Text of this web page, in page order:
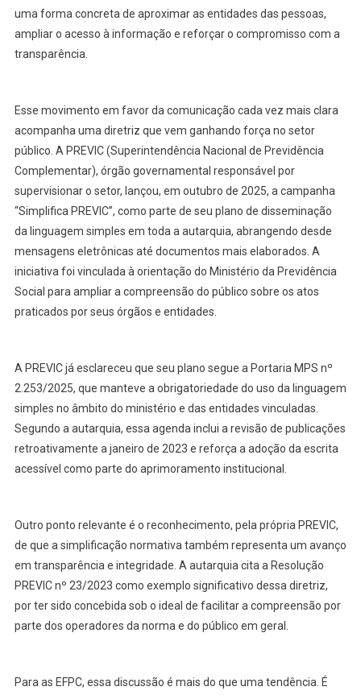
uma forma concreta de aproximar as entidades das pessoas,
ampliar o acesso à informação e reforçar o compromisso com a
transparência.
Esse movimento em favor da comunicação cada vez mais clara
acompanha uma diretriz que vem ganhando força no setor
público. A PREVIC (Superintendência Nacional de Previdência
Complementar), órgão governamental responsável por
supervisionar o setor, lançou, em outubro de 2025, a campanha
“Simplifica PREVIC”, como parte de seu plano de disseminação
da linguagem simples em toda a autarquia, abrangendo desde
mensagens eletrônicas até documentos mais elaborados. A
iniciativa foi vinculada à orientação do Ministério da Previdência
Social para ampliar a compreensão do público sobre os atos
praticados por seus órgãos e entidades.
A PREVIC já esclareceu que seu plano segue a Portaria MPS nº
2.253/2025, que manteve a obrigatoriedade do uso da linguagem
simples no âmbito do ministério e das entidades vinculadas.
Segundo a autarquia, essa agenda inclui a revisão de publicações
retroativamente a janeiro de 2023 e reforça a adoção da escrita
acessível como parte do aprimoramento institucional.
Outro ponto relevante é o reconhecimento, pela própria PREVIC,
de que a simplificação normativa também representa um avanço
em transparência e integridade. A autarquia cita a Resolução
PREVIC nº 23/2023 como exemplo significativo dessa diretriz,
por ter sido concebida sob o ideal de facilitar a compreensão por
parte dos operadores da norma e do público em geral.
Para as EFPC, essa discussão é mais do que uma tendência. É